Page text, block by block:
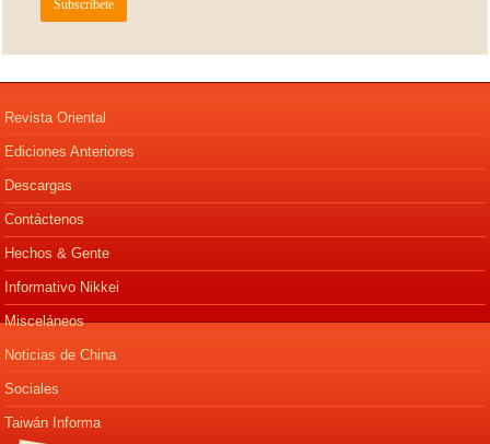
Revista Oriental
Ediciones Anteriores
Descargas
Contáctenos
Hechos & Gente
Informativo Nikkei
Misceláneos
Noticias de China
Sociales
Taiwán Informa